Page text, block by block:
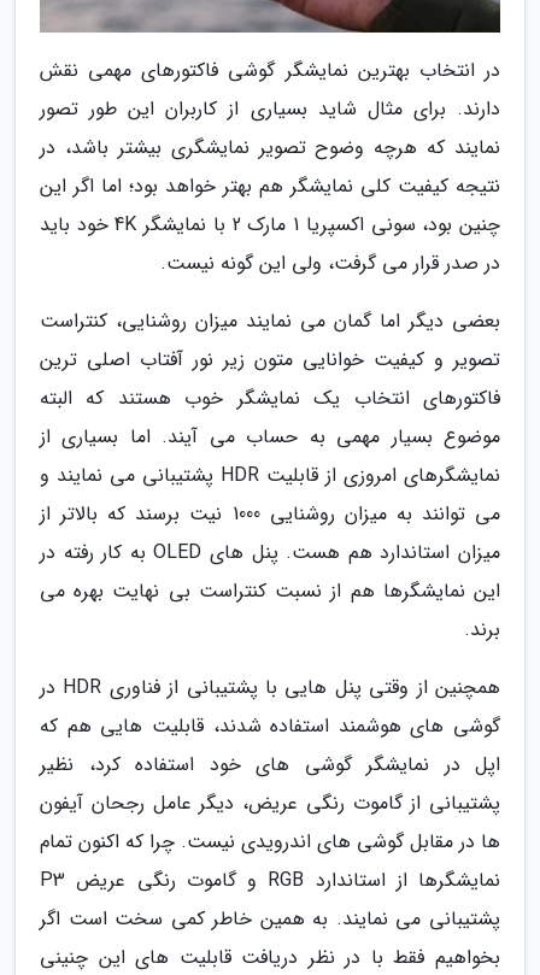
در انتخاب بهترین نمایشگر گوشی فاکتورهای مهمی نقش
دارند. برای مثال شاید بسیاری از کاربران این طور تصور
نمایند که هرچه وضوح تصویر نمایشگری بیشتر باشد، در
نتیجه کیفیت کلی نمایشگر هم بهتر خواهد بود؛ اما اگر این
چنین بود، سونی اکسپریا 1 مارک 2 با نمایشگر 4K خود باید
در صدر قرار می گرفت، ولی این گونه نیست.
بعضی دیگر اما گمان می نمایند میزان روشنایی، کنتراست
تصویر و کیفیت خوانایی متون زیر نور آفتاب اصلی ترین
فاکتورهای انتخاب یک نمایشگر خوب هستند که البته
موضوع بسیار مهمی به حساب می آیند. اما بسیاری از
نمایشگرهای امروزی از قابلیت HDR پشتیبانی می نمایند و
می توانند به میزان روشنایی 1000 نیت برسند که بالاتر از
میزان استاندارد هم هست. پنل های OLED به کار رفته در
این نمایشگرها هم از نسبت کنتراست بی نهایت بهره می
برند.
همچنین از وقتی پنل هایی با پشتیبانی از فناوری HDR در
گوشی های هوشمند استفاده شدند، قابلیت هایی هم که
اپل در نمایشگر گوشی های خود استفاده کرد، نظیر
پشتیبانی از گاموت رنگی عریض، دیگر عامل رجحان آیفون
ها در مقابل گوشی های اندرویدی نیست. چرا که اکنون تمام
نمایشگرها از استاندارد RGB و گاموت رنگی عریض P3
پشتیبانی می نمایند. به همین خاطر کمی سخت است اگر
بخواهیم فقط با در نظر دریافت قابلیت های این چنینی